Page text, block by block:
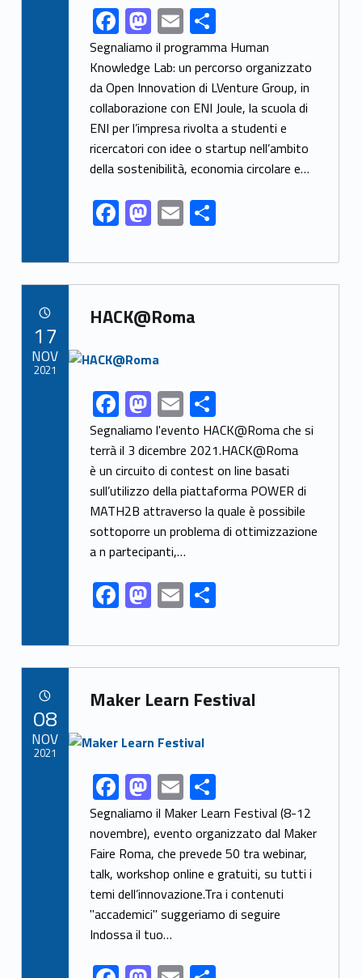
Link identifier share facebook archive #share-link-archive-37488F
ac
e
b
o
o
k
M
as
to
d
o
n
E
m
ai
l
S
h
ar
e
Segnaliamo il programma Human
Knowledge Lab: un percorso organizzato
da Open Innovation di LVenture Group, in
collaborazione con ENI Joule, la scuola di
ENI per l’impresa rivolta a studenti e
ricercatori con idee o startup nell’ambito
della sostenibilità, economia circolare e…
F
ac
e
b
o
k
M
as
to
d
o
E
m
ai
l
S
h
ar
e
Link identifier archive #link-archive-34715
HACK@Roma
Link identifier archive #link-archive-thumb-soap-8086
Link identifier share facebook archive #share-link-archive-24552F
ac
e
b
o
o
k
M
as
to
d
o
n
E
m
ai
l
S
h
ar
e
Segnaliamo l'evento HACK@Roma che si
terrà il 3 dicembre 2021.HACK@Roma
è un circuito di contest on line basati
sull’utilizzo della piattaforma POWER di
MATH2B attraverso la quale è possibile
sottoporre un problema di ottimizzazione
a n partecipanti,…
F
ac
e
b
o
k
M
as
to
d
o
E
m
ai
l
S
ar
e
17
NOV
2021
Link identifier archive #link-archive-14226
Maker Learn Festival
Link identifier archive #link-archive-thumb-soap-22172
Link identifier share facebook archive #share-link-archive-46232F
ac
e
b
o
o
k
M
as
to
d
o
n
E
m
ai
l
S
h
ar
e
Segnaliamo il Maker Learn Festival (8-12
novembre), evento organizzato dal Maker
Faire Roma, che prevede 50 tra webinar,
talk, workshop online e gratuiti, su tutti i
temi dell’innovazione.Tra i contenuti
"accademici" suggeriamo di seguire
Indossa il tuo…
08
NOV
2021